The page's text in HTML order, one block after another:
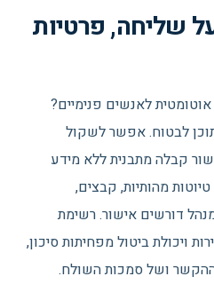
שליחה, פרטיות
לאנשים פנימיים?
לבטוח. אפשר לשקול
קבלה מתבנית ללא מידע
מהותיות, קבצים,
דורשים אישור. רשימת
ויכולת ביטול מפחיתות סיכון,
ושל סמכות השולח.